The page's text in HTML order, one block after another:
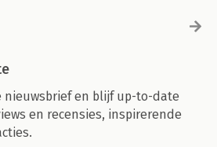
nieuwsbrief en blijf up-to-date
en recensies, inspirerende